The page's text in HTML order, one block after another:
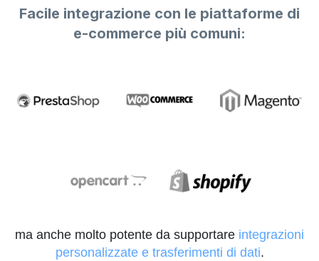
Facile integrazione con le piattaforme di
e-commerce più comuni:
ma anche molto potente da supportare integrazioni
personalizzate e trasferimenti di dati.